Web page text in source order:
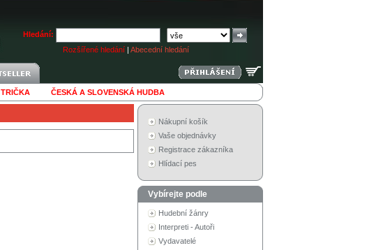
Hledání:
Rozšířené hledání | Abecední hledání
TRIČKA ČESKÁ A SLOVENSKÁ HUDBA
Nákupní košík
Vaše objednávky
Registrace zákazníka
Hlídací pes
Vybírejte podle
Hudební žánry
Interpreti - Autoři
Vydavatelé